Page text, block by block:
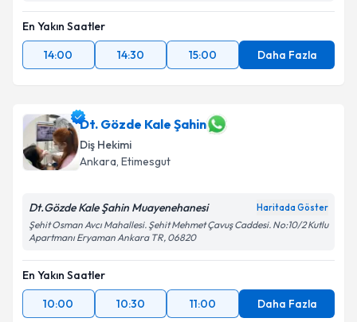
En Yakın Saatler
14:00
14:30 15:00 Daha Fazla
Dt. Gözde Kale Şahin
Diş Hekimi
Ankara, Etimesgut
Dt.Gözde Kale Şahin Muayenehanesi Haritada Göster
Şehit Osman Avcı Mahallesi. Şehit Mehmet Çavuş Caddesi. No:10/2 Kutlu
Apartmanı Eryaman Ankara TR, 06820
En Yakın Saatler
10:00
10:30 11:00 Daha Fazla